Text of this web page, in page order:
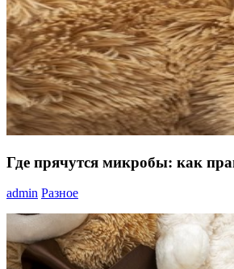
Где прячутся микробы: как
admin Разное